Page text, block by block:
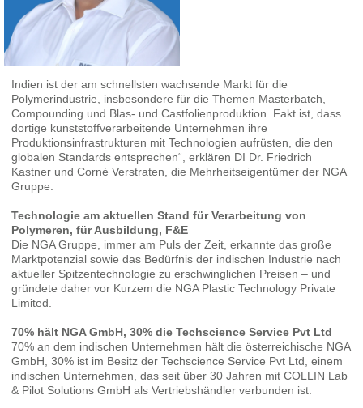
Indien ist der am schnellsten wachsende Markt für die
Polymerindustrie, insbesondere für die Themen Masterbatch,
Compounding und Blas- und Castfolienproduktion. Fakt ist, dass
dortige kunststoffverarbeitende Unternehmen ihre
Produktionsinfrastrukturen mit Technologien aufrüsten, die den
globalen Standards entsprechen“, erklären DI Dr. Friedrich
Kastner und Corné Verstraten, die Mehrheitseigentümer der NGA
Gruppe.
Technologie am aktuellen Stand für Verarbeitung von
Polymeren, für Ausbildung, F&E
Die NGA Gruppe, immer am Puls der Zeit, erkannte das große
Marktpotenzial sowie das Bedürfnis der indischen Industrie nach
aktueller Spitzentechnologie zu erschwinglichen Preisen – und
gründete daher vor Kurzem die NGA Plastic Technology Private
Limited.
70% hält NGA GmbH, 30% die Techscience Service Pvt Ltd
70% an dem indischen Unternehmen hält die österreichische NGA
GmbH, 30% ist im Besitz der Techscience Service Pvt Ltd, einem
indischen Unternehmen, das seit über 30 Jahren mit COLLIN Lab
& Pilot Solutions GmbH als Vertriebshändler verbunden ist.